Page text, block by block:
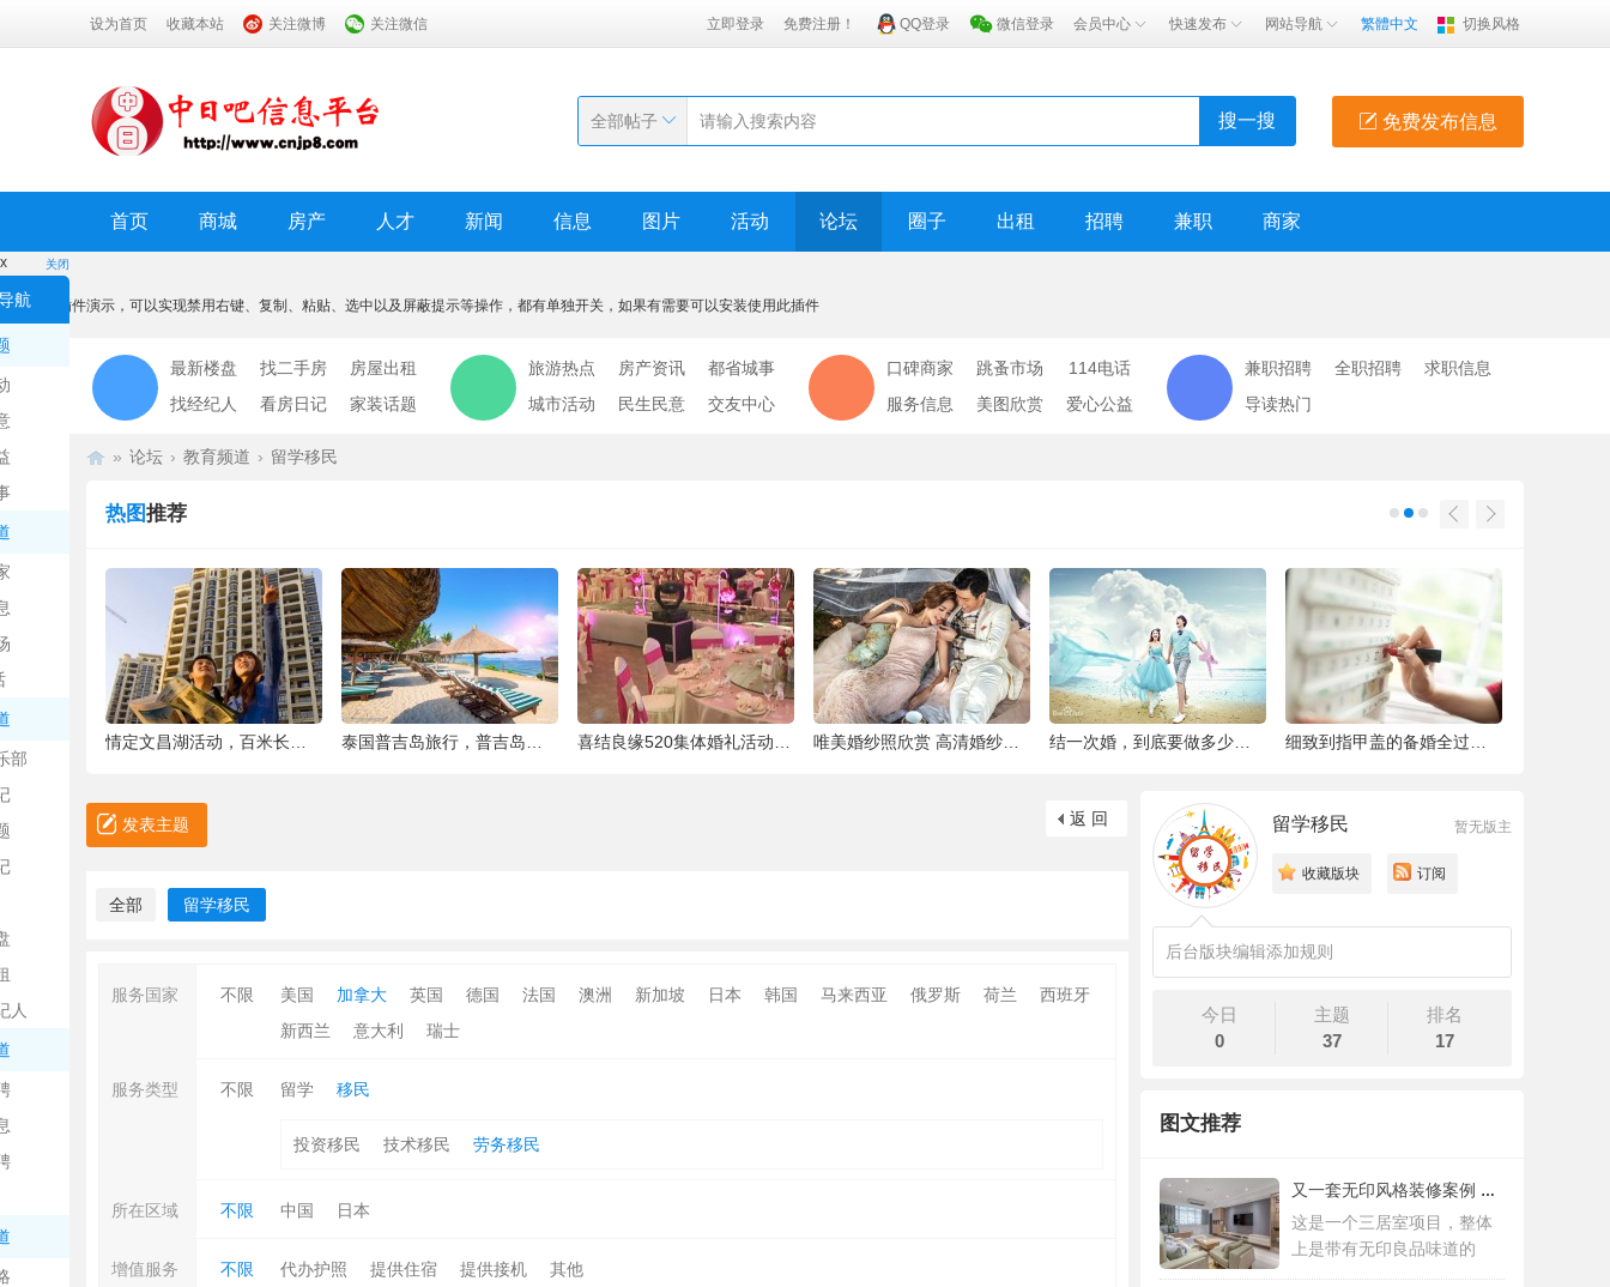
设为首页 收藏本站 关注微博 关注微信 立即登录 免费注册！ QQ登录 微信登录 会员中心 快速发布 网站导航 繁體中文 切换风格
免费发布信息
全部帖子 搜一搜
首页 商城 房产 人才 新闻 信息 图片 活动 论坛 圈子 出租 招聘 兼职 商家
关闭
航
部
人
x
本功能为插件演示，可以实现禁用右键、复制、粘贴、选中以及屏蔽提示等操作，都有单独开关，如果有需要可以安装使用此插件
我知道了
最新楼盘 找二手房
房屋出租
找经纪人
看房日记 家装话题
旅游热点 房产资讯
都省城事
城市活动
民生民意 交友中心
口碑商家 跳蚤市场
114电话
服务信息
美图欣赏 爱心公益
兼职招聘 全职招聘
求职信息
导读热门
日
» 论坛 › 教育频道 › 留学移民
热图推荐
返 回
发表主题
全部 留学移民
服务国家 不限 美国 加拿大 英国 德国 法国 澳洲 新加坡 日本 韩国 马来西亚 俄罗斯 荷兰
西班牙
新西兰
意大利 瑞士
服务类型 不限 留学 移民
投资移民 技术移民 劳务移民
所在区域 不限 中国 日本
增值服务 不限 代办护照 提供住宿 提供接机 其他
留学移民 暂无版主
收藏版块 订阅
后台版块编辑添加规则
今日
0
主题
37
排名
17
图文推荐
又一套无印风格装修案例 三居室设计简约而
这是一个三居室项目，整体
上是带有无印良品味道的